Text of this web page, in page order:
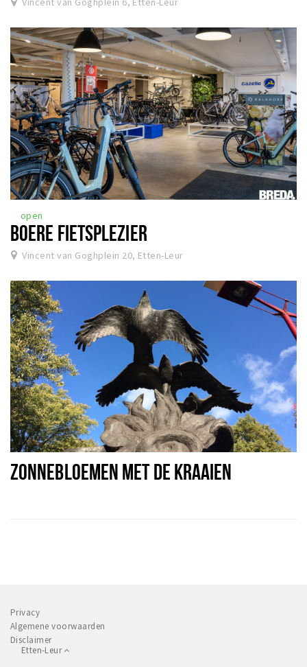
open
BOERE FIETSPLEZIER
Vincent van Goghplein 20, Etten-Leur
ZONNEBLOEMEN MET DE KRAAIEN
Privacy
Algemene voorwaarden
Disclaimer
Etten-Leur